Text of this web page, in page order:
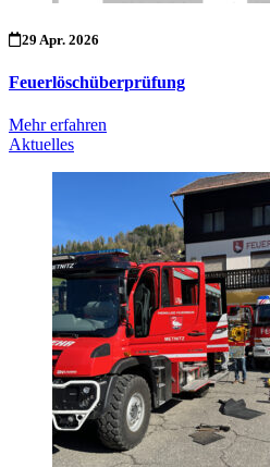
29 Apr. 2026
Feuerlöschüberprüfung
Mehr erfahren
Aktuelles